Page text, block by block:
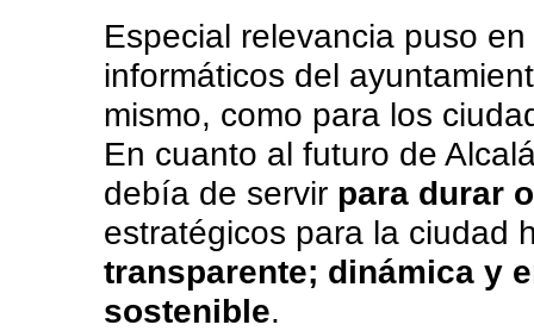
Especial relevancia puso
informáticos del
mismo, como para los
En cuanto al futuro de
debía de servir para durar
estratégicos para la ciudad
transparente; dinámica y
sostenible.